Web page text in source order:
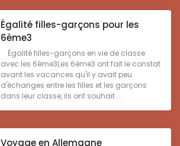
Égalité filles-garçons pour les
6ème3
Égalité filles-garçons en vie de classe
avec les 6ème3Les 6ème3 ont fait le constat
avant les vacances qu'il y avait peu
d'échanges entre les filles et les garçons
dans leur classe, ils ont souhait ...
Voyage en Allemagne